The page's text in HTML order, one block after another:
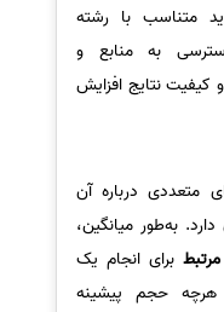
متناسب با رشته
به منابع و
نتایج افزایش
متعددی درباره آن
به‌طور میانگین،
برای انجام یک
حجم پیشینه